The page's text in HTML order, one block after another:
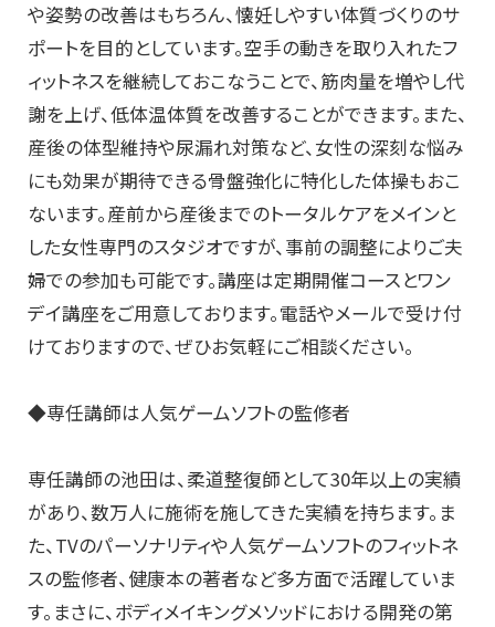
や姿勢の改善はもちろん、懐妊しやすい体質づくりのサ
ポートを目的としています。空手の動きを取り入れたフ
ィットネスを継続しておこなうことで、筋肉量を増やし代
謝を上げ、低体温体質を改善することができます。また、
産後の体型維持や尿漏れ対策など、女性の深刻な悩み
にも効果が期待できる骨盤強化に特化した体操もおこ
ないます。産前から産後までのトータルケアをメインと
した女性専門のスタジオですが、事前の調整によりご夫
婦での参加も可能です。講座は定期開催コースとワン
デイ講座をご用意しております。電話やメールで受け付
けておりますので、ぜひお気軽にご相談ください。
◆専任講師は人気ゲームソフトの監修者
専任講師の池田は、柔道整復師として30年以上の実績
があり、数万人に施術を施してきた実績を持ちます。ま
た、TVのパーソナリティや人気ゲームソフトのフィットネ
スの監修者、健康本の著者など多方面で活躍していま
す。まさに、ボディメイキングメソッドにおける開発の第